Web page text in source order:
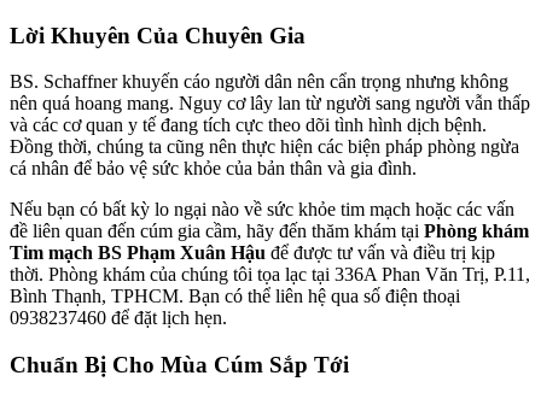
Lời Khuyên Của Chuyên Gia
BS. Schaffner khuyến cáo người dân nên cẩn trọng nhưng không
nên quá hoang mang. Nguy cơ lây lan từ người sang người vẫn thấp
và các cơ quan y tế đang tích cực theo dõi tình hình dịch bệnh.
Đồng thời, chúng ta cũng nên thực hiện các biện pháp phòng ngừa
cá nhân để bảo vệ sức khỏe của bản thân và gia đình.
Nếu bạn có bất kỳ lo ngại nào về sức khỏe tim mạch hoặc các vấn
đề liên quan đến cúm gia cầm, hãy đến thăm khám tại Phòng khám
Tim mạch BS Phạm Xuân Hậu để được tư vấn và điều trị kịp
thời. Phòng khám của chúng tôi tọa lạc tại 336A Phan Văn Trị, P.11,
Bình Thạnh, TPHCM. Bạn có thể liên hệ qua số điện thoại
0938237460 để đặt lịch hẹn.
Chuẩn Bị Cho Mùa Cúm Sắp Tới